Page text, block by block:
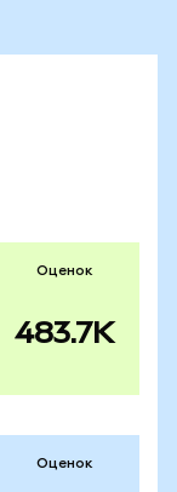
Оценок
483.7K
Оценок